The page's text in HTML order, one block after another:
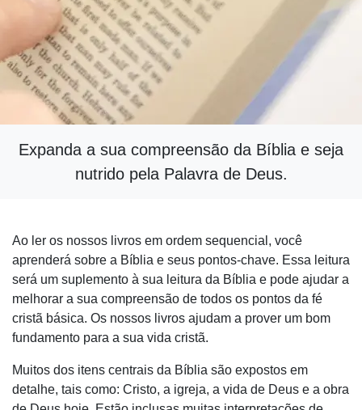
Expanda a sua compreensão da Bíblia e seja
nutrido pela Palavra de Deus.
Ao ler os nossos livros em ordem sequencial, você
aprenderá sobre a Bíblia e seus pontos-chave. Essa leitura
será um suplemento à sua leitura da Bíblia e pode ajudar a
melhorar a sua compreensão de todos os pontos da fé
cristã básica. Os nossos livros ajudam a prover um bom
fundamento para a sua vida cristã.
Muitos dos itens centrais da Bíblia são expostos em
detalhe, tais como: Cristo, a igreja, a vida de Deus e a obra